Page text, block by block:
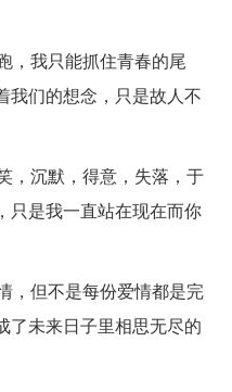
，我只能抓住青春的尾
我们的想念，只是故人不
，沉默，得意，失落，于
只是我一直站在现在而你
，但不是每份爱情都是完
了未来日子里相思无尽的